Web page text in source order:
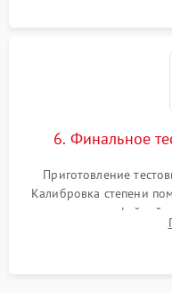
6. Финальное
Приготовление
Калибровка степени
плотности кофейной
качества молочной